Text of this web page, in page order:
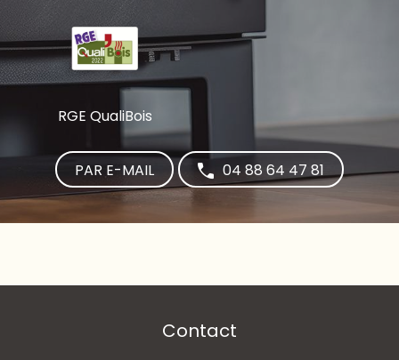
RGE QualiBois
PAR E-MAIL 04 88 64 47 81
Contact